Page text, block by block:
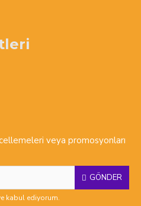
veya promosyonları
GÖNDER
kabul ediyorum.